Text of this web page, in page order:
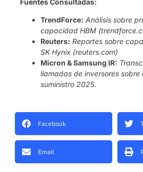
TrendForce: Análisis sobre
capacidad HBM
Reuters: Reportes sobre
SK Hynix (reuters.com)
Micron & Samsung IR:
llamadas de inversores
suministro 2025.
Facebook
Email